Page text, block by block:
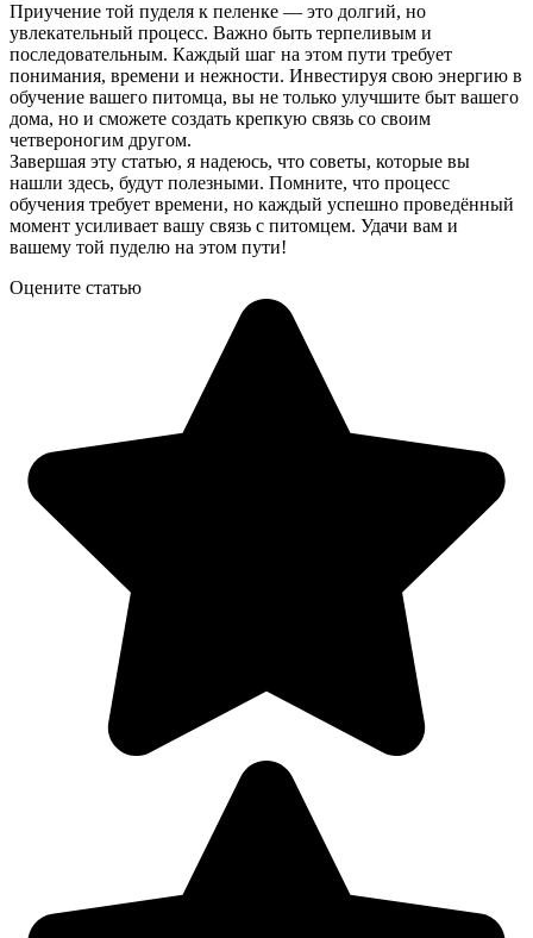
Приучение той пуделя к пеленке — это долгий, но
увлекательный процесс. Важно быть терпеливым и
последовательным. Каждый шаг на этом пути требует
понимания, времени и нежности. Инвестируя свою энергию в
обучение вашего питомца, вы не только улучшите быт вашего
дома, но и сможете создать крепкую связь со своим
четвероногим другом.
Завершая эту статью, я надеюсь, что советы, которые вы
нашли здесь, будут полезными. Помните, что процесс
обучения требует времени, но каждый успешно проведённый
момент усиливает вашу связь с питомцем. Удачи вам и
вашему той пуделю на этом пути!
Оцените статью